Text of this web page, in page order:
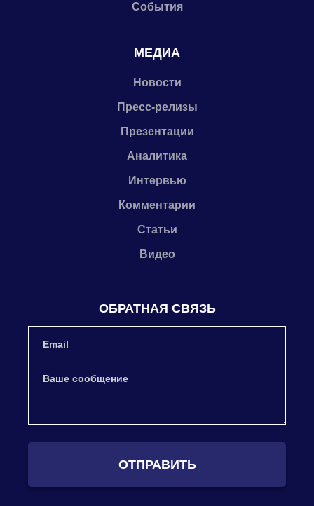
События
МЕДИА
Новости
Пресс-релизы
Презентации
Аналитика
Интервью
Комментарии
Статьи
Видео
ОБРАТНАЯ СВЯЗЬ
ОТПРАВИТЬ